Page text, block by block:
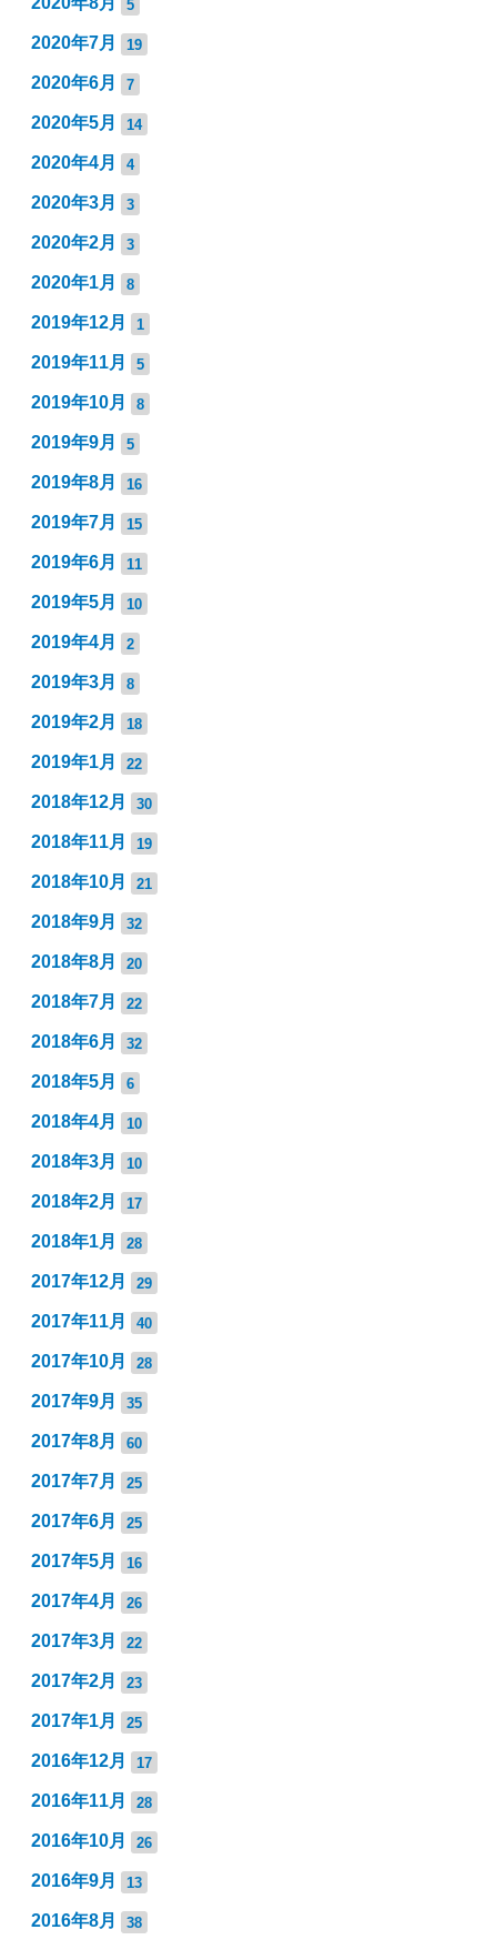
5
2020年7月 19
2020年6月 7
2020年5月 14
2020年4月 4
2020年3月 3
2020年2月 3
2020年1月 8
2019年12月 1
2019年11月 5
2019年10月 8
2019年9月 5
2019年8月 16
2019年7月 15
2019年6月 11
2019年5月 10
2019年4月 2
2019年3月 8
2019年2月 18
2019年1月 22
2018年12月 30
2018年11月 19
2018年10月 21
2018年9月 32
2018年8月 20
2018年7月 22
2018年6月 32
2018年5月 6
2018年4月 10
2018年3月 10
2018年2月 17
2018年1月 28
2017年12月 29
2017年11月 40
2017年10月 28
2017年9月 35
2017年8月 60
2017年7月 25
2017年6月 25
2017年5月 16
2017年4月 26
2017年3月 22
2017年2月 23
2017年1月 25
2016年12月 17
2016年11月 28
2016年10月 26
2016年9月 13
2016年8月 38